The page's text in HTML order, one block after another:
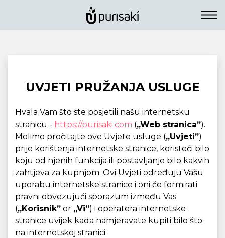
UVJETI PRUŽANJA USLUGE
Hvala Vam što ste posjetili našu internetsku
stranicu - https://purisaki.com („Web stranica”).
Molimo pročitajte ove Uvjete usluge („Uvjeti”)
prije korištenja internetske stranice, koristeći bilo
koju od njenih funkcija ili postavljanje bilo kakvih
zahtjeva za kupnjom. Ovi Uvjeti određuju Vašu
uporabu internetske stranice i oni će formirati
pravni obvezujući sporazum između Vas
(„Korisnik” or „Vi”) i operatera internetske
stranice uvijek kada namjeravate kupiti bilo što
na internetskoj stranici.